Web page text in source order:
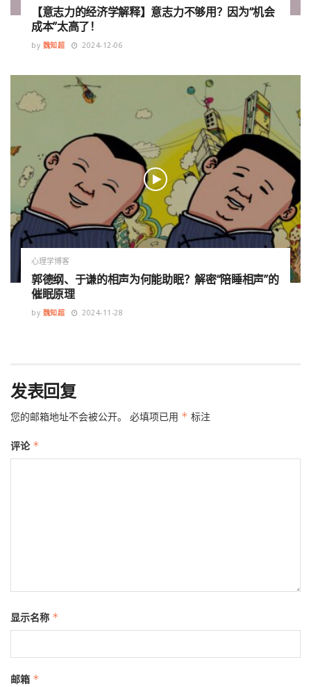
【意志力的经济学解释】意志力不够用？因为“机会
成本”太高了！
by 魏知超 2024-12-06
心理学博客
郭德纲、于谦的相声为何能助眠？解密“陪睡相声”的
催眠原理
by 魏知超 2024-11-28
发表回复
您的邮箱地址不会被公开。 必填项已用 * 标注
评论 *
显示名称 *
邮箱 *